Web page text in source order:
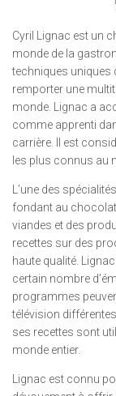
Cyril Lignac est un
monde de la
techniques uniques
remporter une
monde. Lignac a
comme apprenti
carrière. Il est
les plus connus au
L’une des
fondant au
viandes et des
recettes sur des
haute qualité.
certain nombre
programmes
télévision
ses recettes sont
monde entier.
Lignac est connu